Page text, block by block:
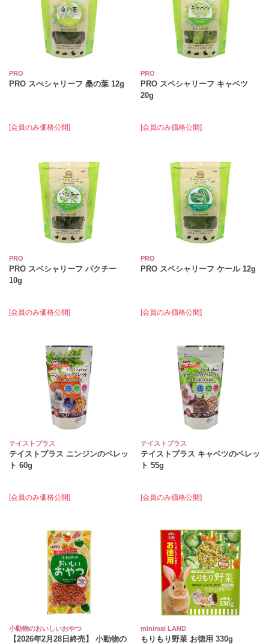
PRO
PRO スぺシャリーフ 桑の葉 12g
[会員のみ価格公開]
PRO
PRO スペシャリーフ キャベツ
20g
[会員のみ価格公開]
PRO
PRO スペシャリーフ パクチー
10g
[会員のみ価格公開]
PRO
PRO スペシャリーフ ケール 12g
[会員のみ価格公開]
テイストプラス
テイストプラス ニンジンのペレッ
ト 60g
[会員のみ価格公開]
テイストプラス
テイストプラス キャベツのペレッ
ト 55g
[会員のみ価格公開]
小動物のおいしいおやつ
【2026年2月28日終売】 小動物の
minimal LAND
もりもり野菜 お徳用 330g